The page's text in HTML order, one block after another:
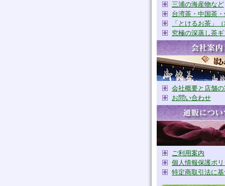
三浦の海産物など
台湾茶・中国茶
「とけるお茶」（
究極の深蒸し茶ギ
会社概要と店舗の
お問い合わせ
ご利用案内
個人情報保護ポリ
特定商取引法に